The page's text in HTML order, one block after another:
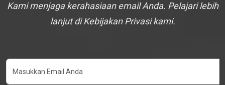
Kami menjaga kerahasiaan email Anda. Pelajari lebih
lanjut di Kebijakan Privasi kami.